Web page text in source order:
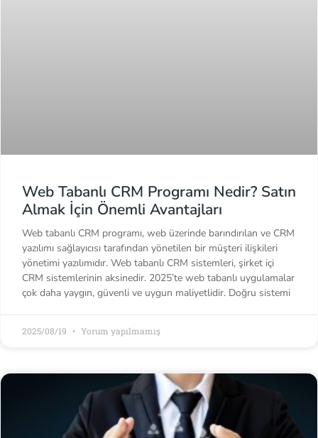
Web Tabanlı CRM Programı Nedir? Satın
Almak İçin Önemli Avantajları
Web tabanlı CRM programı, web üzerinde barındırılan ve CRM
yazılımı sağlayıcısı tarafından yönetilen bir müşteri ilişkileri
yönetimi yazılımıdır. Web tabanlı CRM sistemleri, şirket içi
CRM sistemlerinin aksinedir. 2025’te web tabanlı uygulamalar
çok daha yaygın, güvenli ve uygun maliyetlidir. Doğru sistemi
2025/08/19 Yorum yapılmamış